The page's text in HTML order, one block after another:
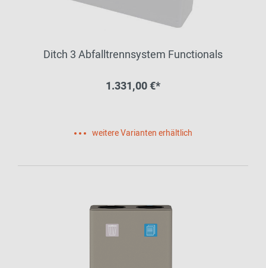
Ditch 3 Abfalltrennsystem Functionals
1.331,00 €*
weitere Varianten erhältlich